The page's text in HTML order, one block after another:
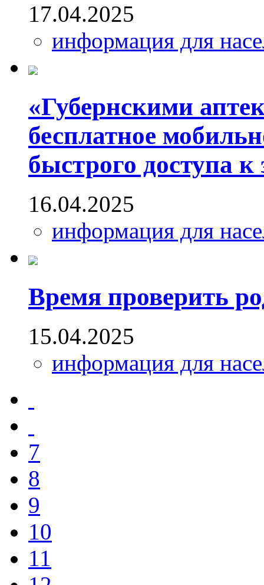
17.04.2025
информация для
«Губернскими
бесплатное
быстрого доступа
16.04.2025
информация для
Время проверить
15.04.2025
информация для
7
8
9
10
11